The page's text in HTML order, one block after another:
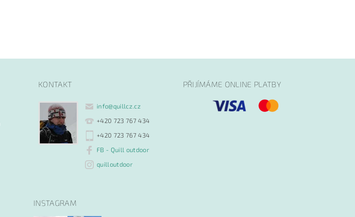
KONTAKT
info@quillcz.cz
+420 723 767 434
+420 723 767 434
FB - Quill outdoor
quilloutdoor
PŘIJÍMÁME ONLINE PLATBY
INSTAGRAM